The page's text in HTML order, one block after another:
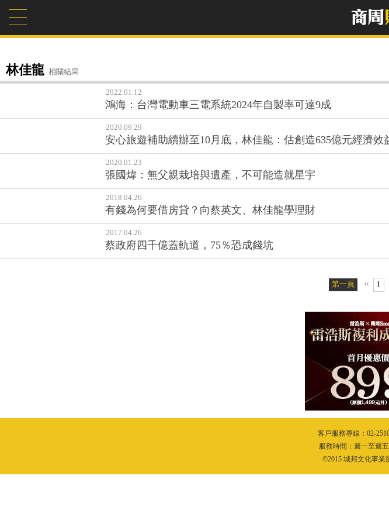
林佳龍 相關結果
2022.01.12
鴻海：台灣電動車三電系統2024年自製率可達9成
2020.09.29
安心旅遊補助續辦至10月底，林佳龍：估創造635億元經濟效
2020.01.23
張國煒：無父親栽培與遺產，不可能造就星宇
2018.04.26
有錢為何要借房貸？向蔡英文、林佳龍學理財
2017.04.26
蔡政府四千億蓋軌道，75％恐成錢坑
第一頁 « 1
客戶服務專線：02-
服務時間：週一至週
©2015 城邦文化事業